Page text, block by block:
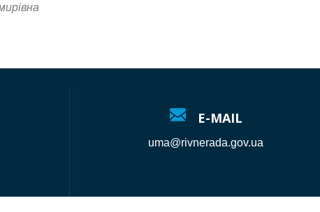
E-MAIL
uma@rivnerada.gov.ua